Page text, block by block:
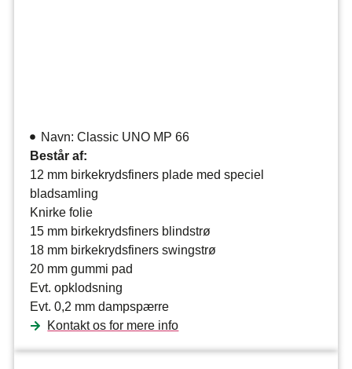
Navn: Classic UNO MP 66
Består af:
12 mm birkekrydsfiners plade med speciel
bladsamling
Knirke folie
15 mm birkekrydsfiners blindstrø
18 mm birkekrydsfiners swingstrø
20 mm gummi pad
Evt. opklodsning
Evt. 0,2 mm dampspærre
Kontakt os for mere info